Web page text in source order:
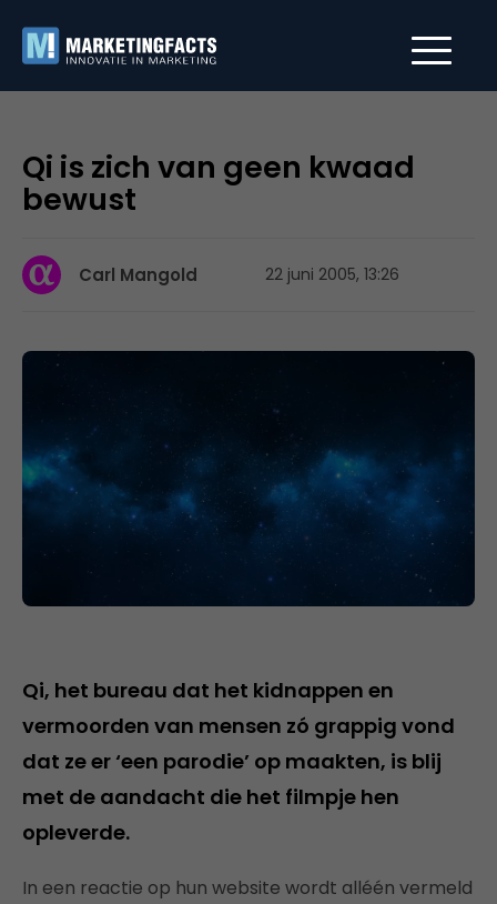
Qi is zich van geen kwaad
bewust
Carl Mangold 22 juni 2005, 13:26
Qi, het bureau dat het kidnappen en
vermoorden van mensen zó grappig vond
dat ze er ‘een parodie’ op maakten, is blij
met de aandacht die het filmpje hen
opleverde.
In een reactie op hun website wordt alléén vermeld